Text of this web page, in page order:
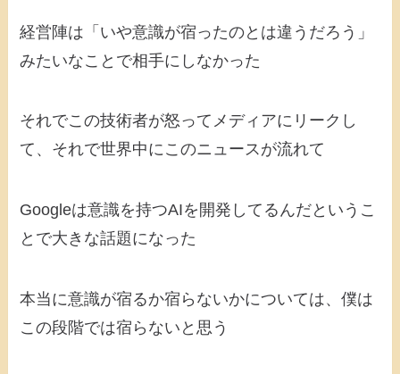
経営陣は「いや意識が宿ったのとは違うだろう」
みたいなことで相手にしなかった
それでこの技術者が怒ってメディアにリークし
て、それで世界中にこのニュースが流れて
Googleは意識を持つAIを開発してるんだというこ
とで大きな話題になった
本当に意識が宿るか宿らないかについては、僕は
この段階では宿らないと思う